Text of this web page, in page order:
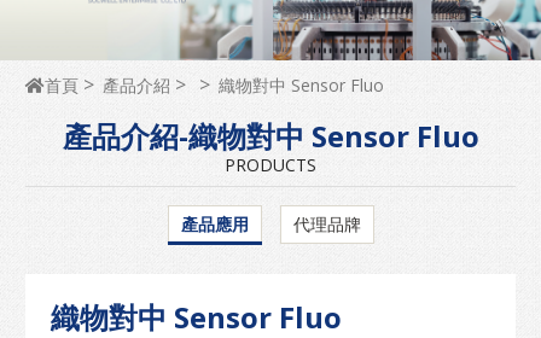
首頁 產品介紹 織物對中 Sensor Fluo
產品介紹-織物對中 Sensor Fluo
PRODUCTS
產品應用 代理品牌
織物對中 Sensor Fluo